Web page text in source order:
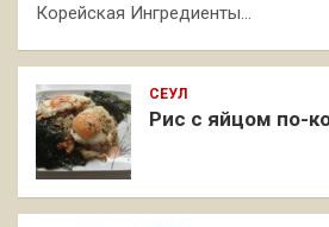
Корейская Ингредиенты…
СЕУЛ
Рис с яйцом по-